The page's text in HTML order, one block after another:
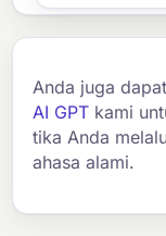
Anda juga
AI GPT kami
tika Anda
ahasa alami.